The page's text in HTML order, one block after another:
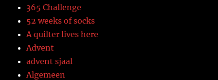
365 Challenge
52 weeks of socks
A quilter lives here
Advent
advent sjaal
Algemeen